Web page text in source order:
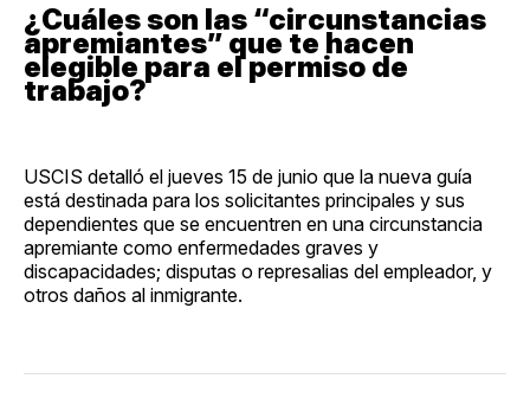
¿Cuáles son las “circunstancias
apremiantes” que te hacen
elegible para el permiso de
trabajo?
USCIS detalló el jueves 15 de junio que la nueva guía
está destinada para los solicitantes principales y sus
dependientes que se encuentren en una circunstancia
apremiante como enfermedades graves y
discapacidades; disputas o represalias del empleador, y
otros daños al inmigrante.